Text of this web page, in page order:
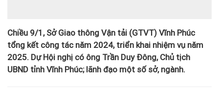
Chiều 9/1, Sở Giao thông Vận tải (GTVT) Vĩnh Phúc
tổng kết công tác năm 2024, triển khai nhiệm vụ năm
2025. Dự Hội nghị có ông Trần Duy Đông, Chủ tịch
UBND tỉnh Vĩnh Phúc; lãnh đạo một số sở, ngành.